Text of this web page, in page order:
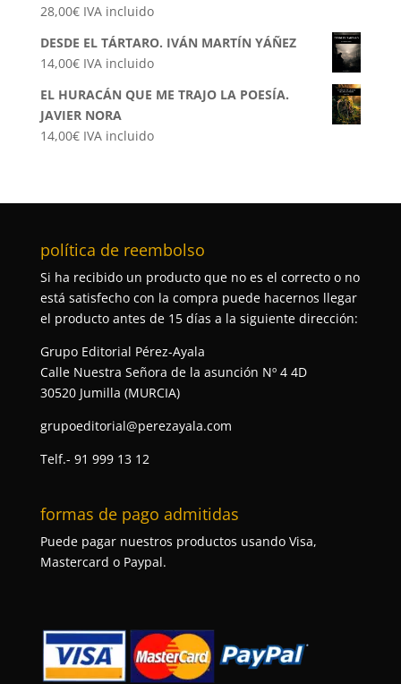
28,00€ IVA incluido
DESDE EL TÁRTARO. IVÁN MARTÍN YÁÑEZ
14,00€ IVA incluido
EL HURACÁN QUE ME TRAJO LA POESÍA.
JAVIER NORA
14,00€ IVA incluido
política de reembolso
Si ha recibido un producto que no es el correcto o no
está satisfecho con la compra puede hacernos llegar
el producto antes de 15 días a la siguiente dirección:
Grupo Editorial Pérez-Ayala
Calle Nuestra Señora de la asunción Nº 4 4D
30520 Jumilla (MURCIA)
grupoeditorial@perezayala.com
Telf.- 91 999 13 12
formas de pago admitidas
Puede pagar nuestros productos usando Visa,
Mastercard o Paypal.